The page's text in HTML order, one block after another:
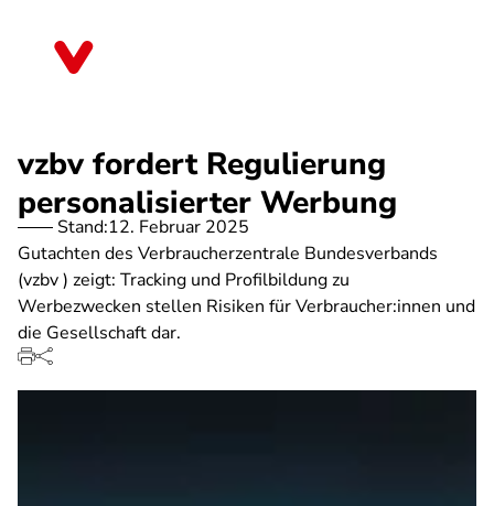
vzbv fordert Regulierung
personalisierter Werbung
Stand:12. Februar 2025
Gutachten des Verbraucherzentrale Bundesverbands
(vzbv ) zeigt: Tracking und Profilbildung zu
Werbezwecken stellen Risiken für Verbraucher:innen und
die Gesellschaft dar.